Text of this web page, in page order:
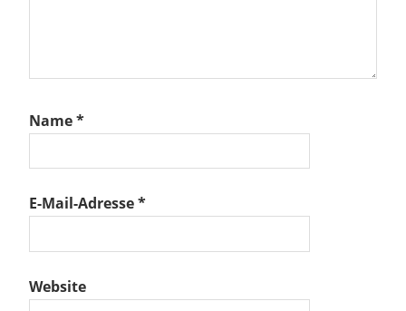
Name*
E-Mail-Adresse*
Website